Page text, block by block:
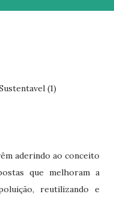
aderindo ao conceito
que melhoram a
reutilizando e